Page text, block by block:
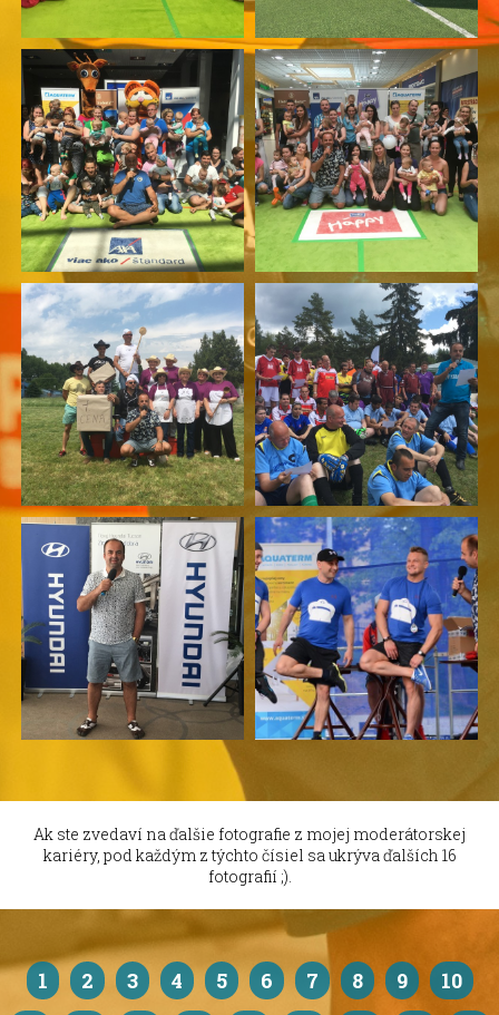
Ak ste zvedaví na ďalšie fotografie z mojej moderátorskej
kariéry, pod každým z týchto čísiel sa ukrýva ďalších 16
fotografií ;).
1 2 3 4 5 6 7 8 9
10